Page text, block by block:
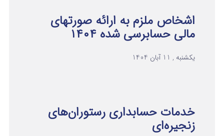
اشخاص ملزم به ارائه صورتهای
مالی حسابرسی شده ۱۴۰۴
یکشنبه , 11 آبان 1404
خدمات حسابداری رستوران‌های
زنجیره‌ای